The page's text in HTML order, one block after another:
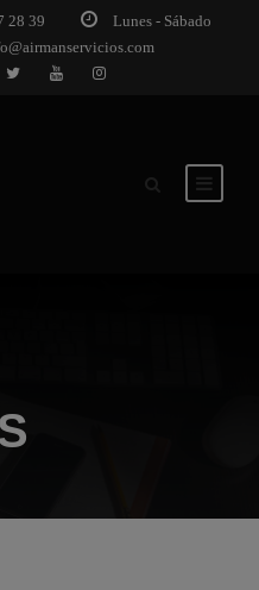
28 39
Lunes - Sábado